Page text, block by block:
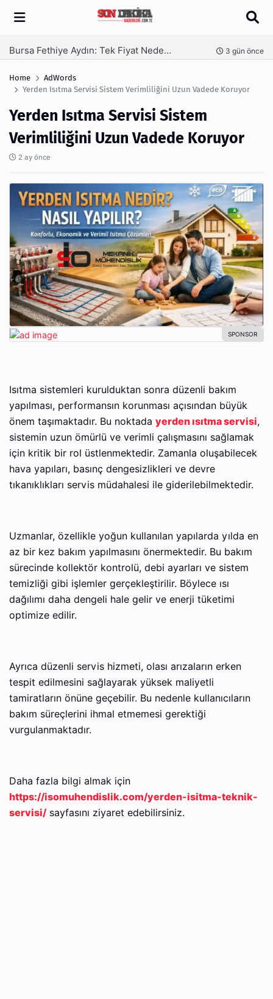
Arama
SEO Hizmeti Alırken Kandırılmamak İçin Bilinmesi Gerekenler 3 gün önce
Home
AdWords
Yerden Isıtma Servisi Sistem Verimliliğini Uzun Vadede Koruyor
Yerden Isıtma Servisi Sistem
Verimliliğini Uzun Vadede Koruyor
2 ay önce
Isıtma sistemleri kurulduktan sonra düzenli bakım
yapılması, performansın korunması açısından büyük
önem taşımaktadır. Bu noktada yerden ısıtma servisi,
sistemin uzun ömürlü ve verimli çalışmasını sağlamak
için kritik bir rol üstlenmektedir. Zamanla oluşabilecek
hava yapıları, basınç dengesizlikleri ve devre
tıkanıklıkları servis müdahalesi ile giderilebilmektedir.
Uzmanlar, özellikle yoğun kullanılan yapılarda yılda en
az bir kez bakım yapılmasını önermektedir. Bu bakım
sürecinde kollektör kontrolü, debi ayarları ve sistem
temizliği gibi işlemler gerçekleştirilir. Böylece ısı
dağılımı daha dengeli hale gelir ve enerji tüketimi
optimize edilir.
Ayrıca düzenli servis hizmeti, olası arızaların erken
tespit edilmesini sağlayarak yüksek maliyetli
tamiratların önüne geçebilir. Bu nedenle kullanıcıların
bakım süreçlerini ihmal etmemesi gerektiği
vurgulanmaktadır.
Daha fazla bilgi almak için
https://isomuhendislik.com/yerden-isitma-teknik-
servisi/ sayfasını ziyaret edebilirsiniz.